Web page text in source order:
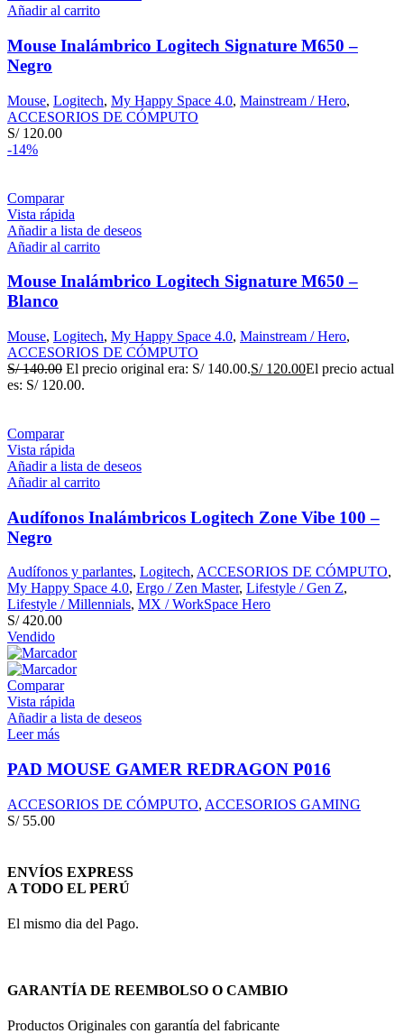
Añadir al carrito
Mouse Inalámbrico Logitech Signature M650 –
Negro
Mouse, Logitech, My Happy Space 4.0, Mainstream / Hero,
ACCESORIOS DE CÓMPUTO
S/120.00
-14%
Comparar
Vista rápida
Añadir a lista de deseos
Añadir al carrito
Mouse Inalámbrico Logitech Signature M650 –
Blanco
Mouse, Logitech, My Happy Space 4.0, Mainstream / Hero,
ACCESORIOS DE CÓMPUTO
S/140.00 El precio original era: S/ 140.00.S/120.00El precio actual
es: S/ 120.00.
Comparar
Vista rápida
Añadir a lista de deseos
Añadir al carrito
Audífonos Inalámbricos Logitech Zone Vibe 100 –
Negro
Audífonos y parlantes, Logitech, ACCESORIOS DE CÓMPUTO,
My Happy Space 4.0, Ergo / Zen Master, Lifestyle / Gen Z,
Lifestyle / Millennials, MX / WorkSpace Hero
S/420.00
Vendido
Comparar
Vista rápida
Añadir a lista de deseos
Leer más
PAD MOUSE GAMER REDRAGON P016
ACCESORIOS DE CÓMPUTO, ACCESORIOS GAMING
S/55.00
ENVÍOS EXPRESS
A TODO EL PERÚ
El mismo dia del Pago.
GARANTÍA DE REEMBOLSO O CAMBIO
Productos Originales con garantía del fabricante